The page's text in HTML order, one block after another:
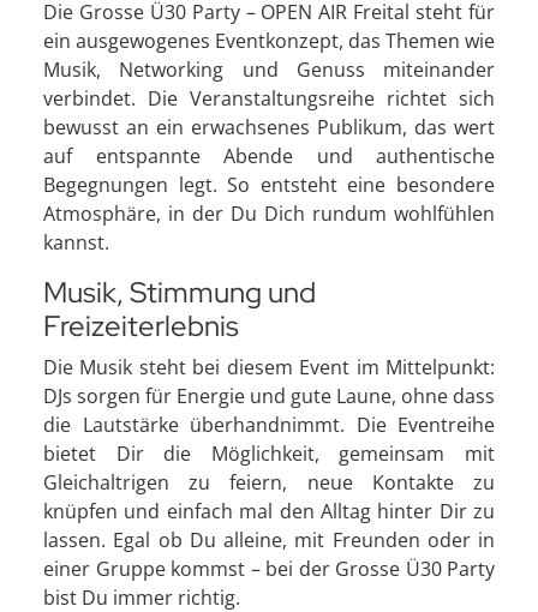
Die Grosse Ü30 Party – OPEN AIR Freital steht für
ein ausgewogenes Eventkonzept, das Themen wie
Musik, Networking und Genuss miteinander
verbindet. Die Veranstaltungsreihe richtet sich
bewusst an ein erwachsenes Publikum, das wert
auf entspannte Abende und authentische
Begegnungen legt. So entsteht eine besondere
Atmosphäre, in der Du Dich rundum wohlfühlen
kannst.
Musik, Stimmung und
Freizeiterlebnis
Die Musik steht bei diesem Event im Mittelpunkt:
DJs sorgen für Energie und gute Laune, ohne dass
die Lautstärke überhandnimmt. Die Eventreihe
bietet Dir die Möglichkeit, gemeinsam mit
Gleichaltrigen zu feiern, neue Kontakte zu
knüpfen und einfach mal den Alltag hinter Dir zu
lassen. Egal ob Du alleine, mit Freunden oder in
einer Gruppe kommst – bei der Grosse Ü30 Party
bist Du immer richtig.